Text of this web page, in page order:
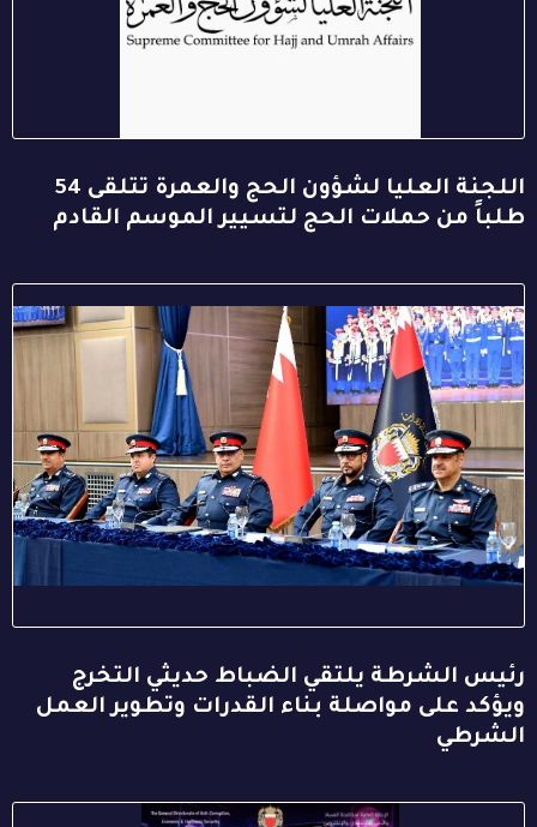
اللجنة العليا لشؤون الحج والعمرة تتلقى 54
طلباً من حملات الحج لتسيير الموسم القادم
رئيس الشرطة يلتقي الضباط حديثي التخرج
ويؤكد على مواصلة بناء القدرات وتطوير العمل
الشرطي